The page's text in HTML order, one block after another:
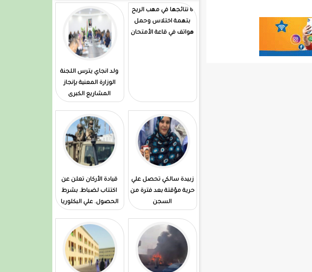
8 نتائجها في مهب الريح
بتهمة اختلاس وحمل
هواتف في قاعة الأمتحان
ولد انجاي يترس اللجنة
الوزارة المعنية بإنجاز
المشاريع الكبرى
زبيدة سالكي تحصل علي
حرية مؤقتة بعد فترة من
السجن
قيادة الأركان تعلن عن
اكتتاب لضباط. بشرط
الحصول. علي البكلوريا